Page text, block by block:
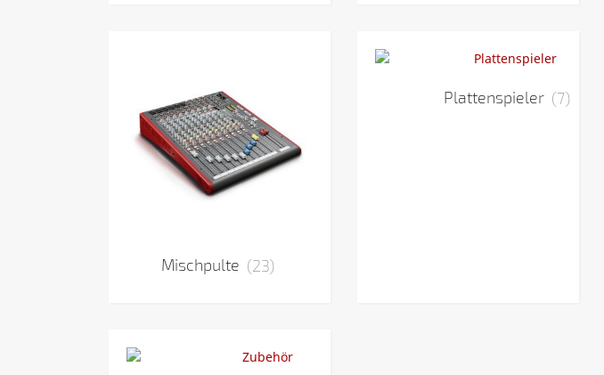
Mischpulte (23)
Plattenspieler (7)